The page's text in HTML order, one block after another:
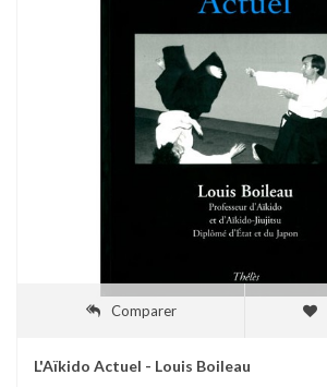
Comparer
L'Aïkido Actuel - Louis Boileau